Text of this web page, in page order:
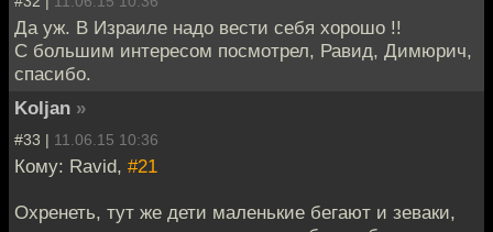
Да уж. В Израиле надо вести себя хорошо !!
С большим интересом посмотрел, Равид, Димюрич,
спасибо.
Koljan »
#33 | 11.06.15 10:36
Кому: Ravid, #21
Охренеть, тут же дети маленькие бегают и зеваки,